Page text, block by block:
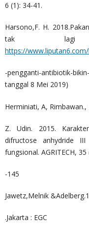
6 (1): 34-41.
Harsono,F. H.
tak lagi
https://
-pengganti-antibiotik-
tanggal 8 Mei 2019)
Herminiati, A,
Z. Udin. 2015.
difructose anhydride
fungsional. AGRITECH, 35
-145
Jawetz,Melnik
.Jakarta : EGC